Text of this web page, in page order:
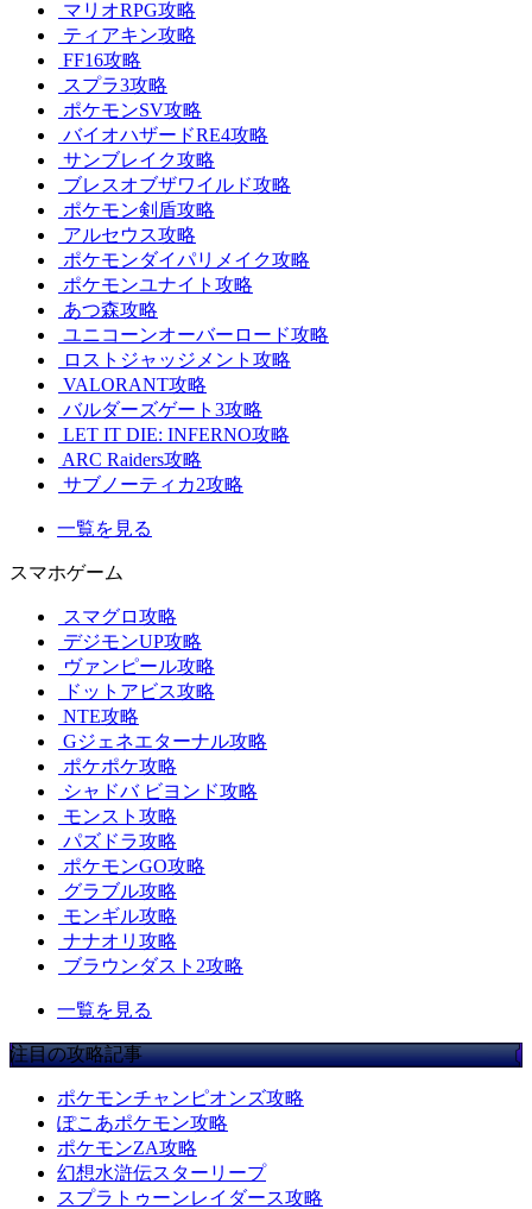
マリオRPG攻略
ティアキン攻略
FF16攻略
スプラ3攻略
ポケモンSV攻略
バイオハザードRE4攻略
サンブレイク攻略
ブレスオブザワイルド攻略
ポケモン剣盾攻略
アルセウス攻略
ポケモンダイパリメイク攻略
ポケモンユナイト攻略
あつ森攻略
ユニコーンオーバーロード攻略
ロストジャッジメント攻略
VALORANT攻略
バルダーズゲート3攻略
LET IT DIE: INFERNO攻略
ARC Raiders攻略
サブノーティカ2攻略
一覧を見る
スマホゲーム
スマグロ攻略
デジモンUP攻略
ヴァンピール攻略
ドットアビス攻略
NTE攻略
Gジェネエターナル攻略
ポケポケ攻略
シャドバ ビヨンド攻略
モンスト攻略
パズドラ攻略
ポケモンGO攻略
グラブル攻略
モンギル攻略
ナナオリ攻略
ブラウンダスト2攻略
一覧を見る
注目の攻略記事
ポケモンチャンピオンズ攻略
ぽこあポケモン攻略
ポケモンZA攻略
幻想水滸伝スターリープ
スプラトゥーンレイダース攻略